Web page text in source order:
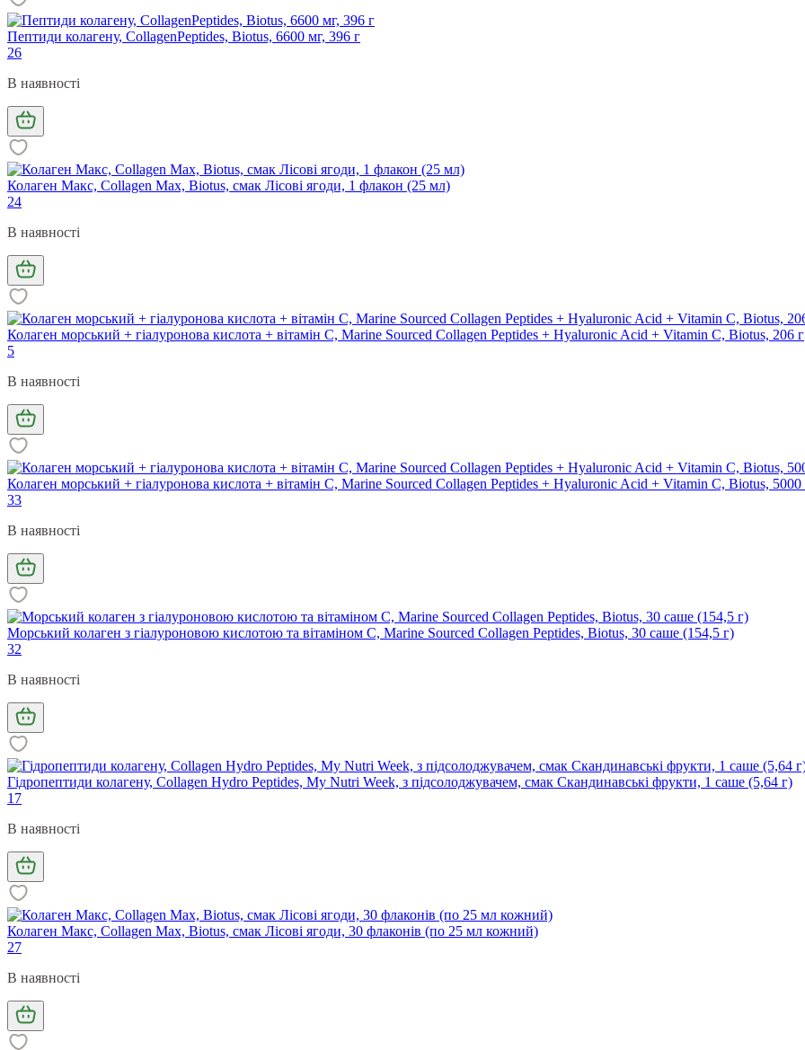
Пептиди колагену, CollagenPeptides, Biotus, 6600 мг, 396 г
26
В наявності
Колаген Макс, Collagen Max, Biotus, смак Лісові ягоди, 1 флакон (25 мл)
24
В наявності
Колаген морський + гіалуронова кислота + вітамін C, Marine Sourced Collagen Peptides + Hyaluronic Acid + Vitamin C, Biotus, 206 г
5
В наявності
Колаген морський + гіалуронова кислота + вітамін С, Marine Sourced Collagen Peptidеs + Hyaluronic Acid + Vitamin C, Biotus, 5000
33
В наявності
Морський колаген з гіалуроновою кислотою та вітаміном С, Marine Sourced Collagen Peptidеs, Biotus, 30 саше (154,5 г)
32
В наявності
Гідропептиди колагену, Collagen Hydro Peptides, My Nutri Week, з підсолоджувачем, смак Скандинавські фрукти, 1 саше (5,64 г)
17
В наявності
Колаген Макс, Collagen Max, Biotus, смак Лісові ягоди, 30 флаконів (по 25 мл кожний)
27
В наявності